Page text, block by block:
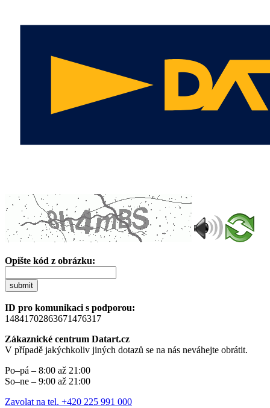
Opište kód z obrázku:
submit
ID pro komunikaci s podporou:
14841702863671476317
Zákaznické centrum Datart.cz
V případě jakýchkoliv jiných dotazů se na nás neváhejte obrátit.
Po–pá – 8:00 až 21:00
So–ne – 9:00 až 21:00
Zavolat na tel. +420 225 991 000